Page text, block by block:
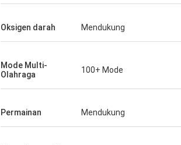
Oksigen darah Mendukung
Mode Multi-
Olahraga
100+ Mode
Permainan Mendukung